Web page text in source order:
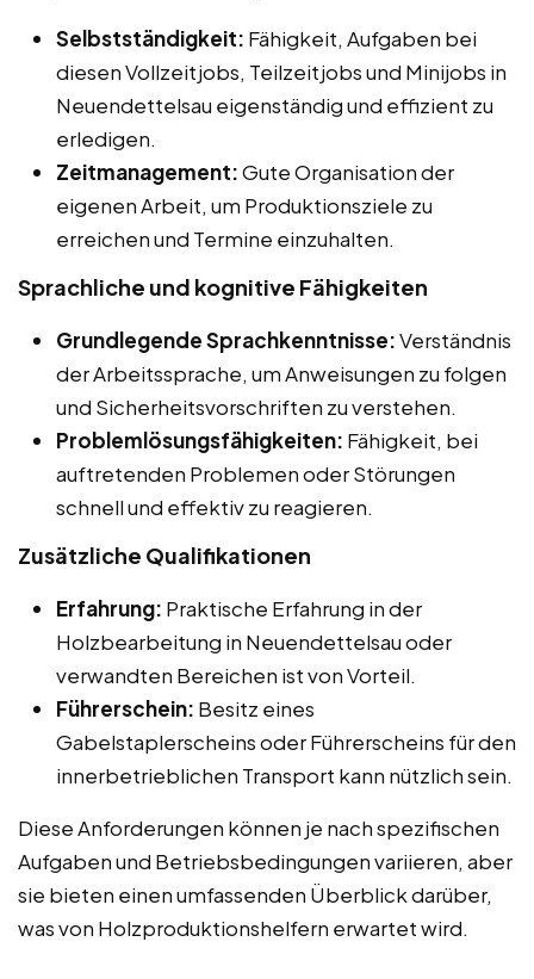
Selbstständigkeit: Fähigkeit, Aufgaben bei
diesen Vollzeitjobs, Teilzeitjobs und Minijobs in
Neuendettelsau eigenständig und effizient zu
erledigen.
Zeitmanagement:Gute Organisation der
eigenen Arbeit, um Produktionsziele zu
erreichen und Termine einzuhalten.
Sprachliche und kognitive Fähigkeiten
Grundlegende Sprachkenntnisse:Verständnis
der Arbeitssprache, um Anweisungen zu folgen
und Sicherheitsvorschriften zu verstehen.
Problemlösungsfähigkeiten: Fähigkeit, bei
auftretenden Problemen oder Störungen
schnell und effektiv zu reagieren.
Zusätzliche Qualifikationen
Erfahrung: Praktische Erfahrung in der
Holzbearbeitung in Neuendettelsau oder
verwandten Bereichen ist von Vorteil.
Führerschein: Besitz eines
Gabelstaplerscheins oder Führerscheins für den
innerbetrieblichen Transport kann nützlich sein.
Diese Anforderungen können je nach spezifischen
Aufgaben und Betriebsbedingungen variieren, aber
sie bieten einen umfassenden Überblick darüber,
was von Holzproduktionshelfern erwartet wird.